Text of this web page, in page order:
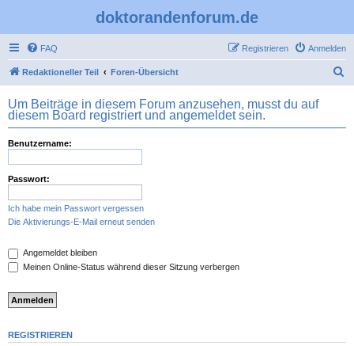
doktorandenforum.de
FAQ Anmelden
Registrieren
Redaktioneller Teil Foren-Übersicht
h
Um Beiträge in diesem Forum anzusehen, musst du auf
diesem Board registriert und angemeldet sein.
Benutzername:
Passwort:
Ich habe mein Passwort vergessen
Die Aktivierungs-E-Mail erneut senden
Angemeldet bleiben
Meinen Online-Status während dieser Sitzung verbergen
REGISTRIEREN